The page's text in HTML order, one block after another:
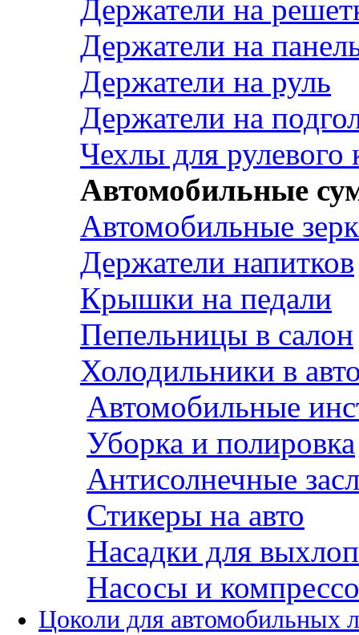
Держатели на
Держатели на
Держатели на руль
Держатели на
Чехлы для рулевого
Автомобильные
Автомобильные
Держатели напитков
Крышки на педали
Пепельницы в салон
Холодильники в
Автомобильные
Уборка и полировка
Антисолнечные
Стикеры на авто
Насадки для
Насосы и
Цоколи для автомобильных